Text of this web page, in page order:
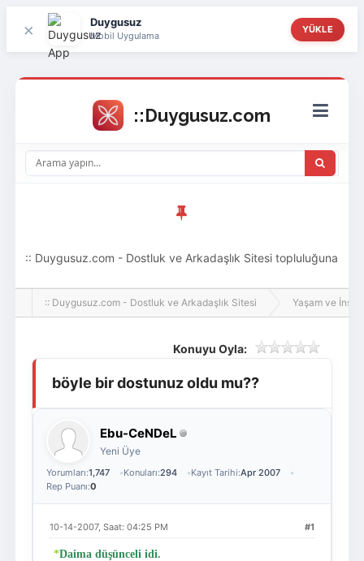
× Duygusuz
Mobil Uygulama
YÜKLE
Giriş Yap Üye Ol
:: Duygusuz.com - Dostluk ve Arkadaşlık Sitesi topluluğuna
hoş geldin ziyaretçi! Aramıza katılmak istersen kayıt
:: Duygusuz.com - Dostluk ve Arkadaşlık Sitesi Yaşam ve İnsan
Konuyu Oyla:
böyle bir dostunuz oldu mu??
Ebu-CeNDeL
Yeni Üye
Yorumları:1,747 Konuları:294 Kayıt Tarihi:Apr 2007
Rep Puanı:0
#1
10-14-2007, Saat: 04:25 PM
*Daima düşünceli idi.